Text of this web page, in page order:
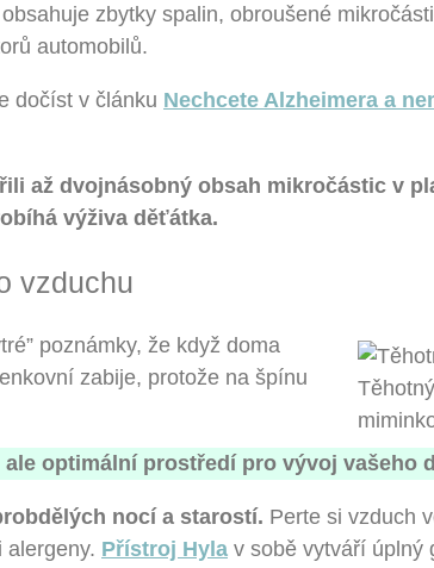
zbytky spalin, obroušené
automobilů.
dočíst v článku Nechcete Alzheimera a
až dvojnásobný obsah mikročástic v
výživa děťátka.
vzduchu
poznámky, že když doma
zabije, protože na špínu
optimální prostředí pro vývoj vašeho
nocí a starostí. Perte si vzduch
alergeny. Přístroj Hyla v sobě vytváří úplný